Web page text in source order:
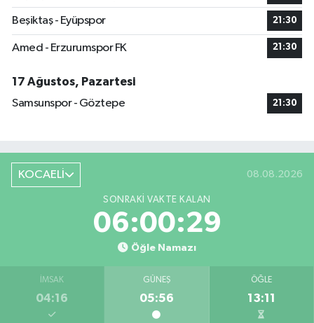
Beşiktaş - Eyüpspor 21:30
Amed - Erzurumspor FK 21:30
17 Ağustos, Pazartesi
Samsunspor - Göztepe
21:30
KOCAELİ 08.08.2026
SONRAKI VAKTE KALAN
06:00:29
Öğle Namazı
İMSAK
04:16
GÜNEŞ
05:56
ÖĞLE
13:11